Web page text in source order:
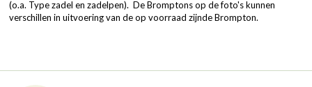
(o.a. Type zadel en zadelpen). De Bromptons op de foto's kunnen
verschillen in uitvoering van de op voorraad zijnde Brompton.